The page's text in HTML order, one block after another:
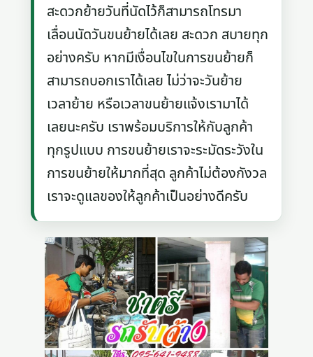
สะดวกย้ายวันที่นัดไว้ก็สามารถโทรมา
เลื่อนนัดวันขนย้ายได้เลย สะดวก สบายทุก
อย่างครับ หากมีเงื่อนไขในการขนย้ายก็
สามารถบอกเราได้เลย ไม่ว่าจะวันย้าย
เวลาย้าย หรือเวลาขนย้ายแจ้งเรามาได้
เลยนะครับ เราพร้อมบริการให้กับลูกค้า
ทุกรูปแบบ การขนย้ายเราจะระมัดระวังใน
การขนย้ายให้มากที่สุด ลูกค้าไม่ต้องกังวล
เราจะดูแลของให้ลูกค้าเป็นอย่างดีครับ